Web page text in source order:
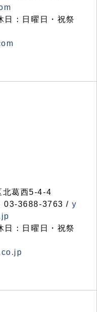
：日曜日・祝祭
葛西5-4-4
03-3688-3763 / y
：日曜日・祝祭